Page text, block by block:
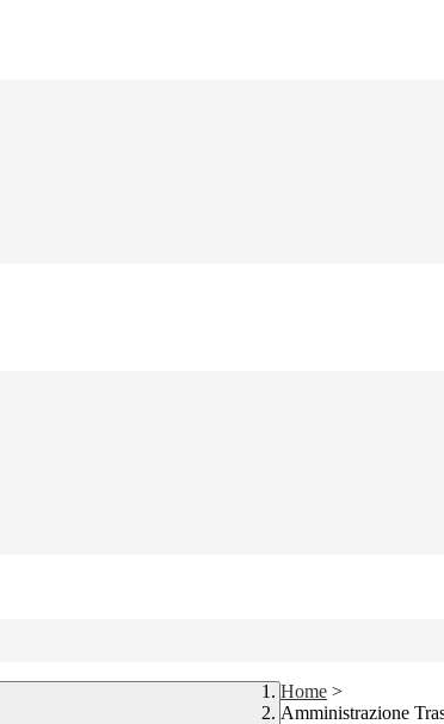
Home >
Amministrazione